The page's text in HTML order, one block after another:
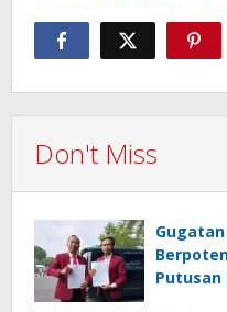
Don't Miss
Gugatan
Putusan